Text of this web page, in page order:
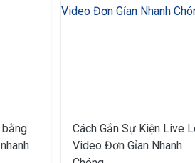
Cách Gắn Sự Kiện Live
Video Đơn Gỉan Nhanh